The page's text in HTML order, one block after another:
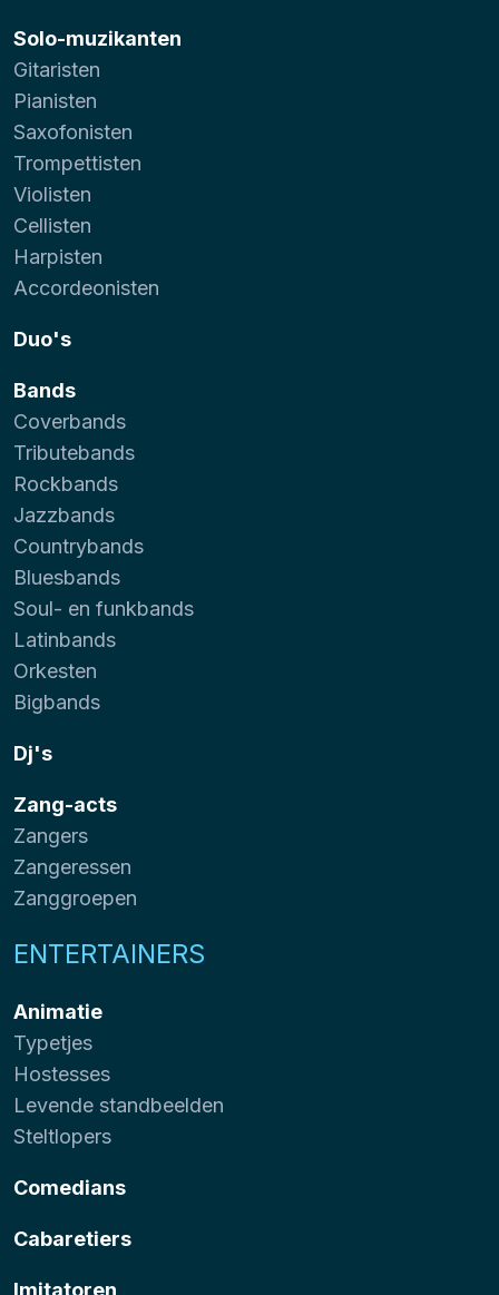
Solo-muzikanten
Gitaristen
Pianisten
Saxofonisten
Trompettisten
Violisten
Cellisten
Harpisten
Accordeonisten
Duo's
Bands
Coverbands
Tributebands
Rockbands
Jazzbands
Countrybands
Bluesbands
Soul- en funkbands
Latinbands
Orkesten
Bigbands
Dj's
Zang-acts
Zangers
Zangeressen
Zanggroepen
ENTERTAINERS
Animatie
Typetjes
Hostesses
Levende standbeelden
Steltlopers
Comedians
Cabaretiers
Imitatoren